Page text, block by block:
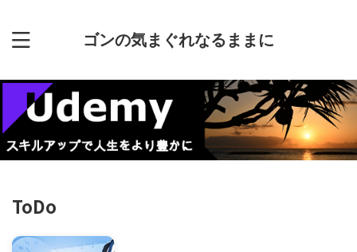
ゴンの気まぐれなるままに
ToDo